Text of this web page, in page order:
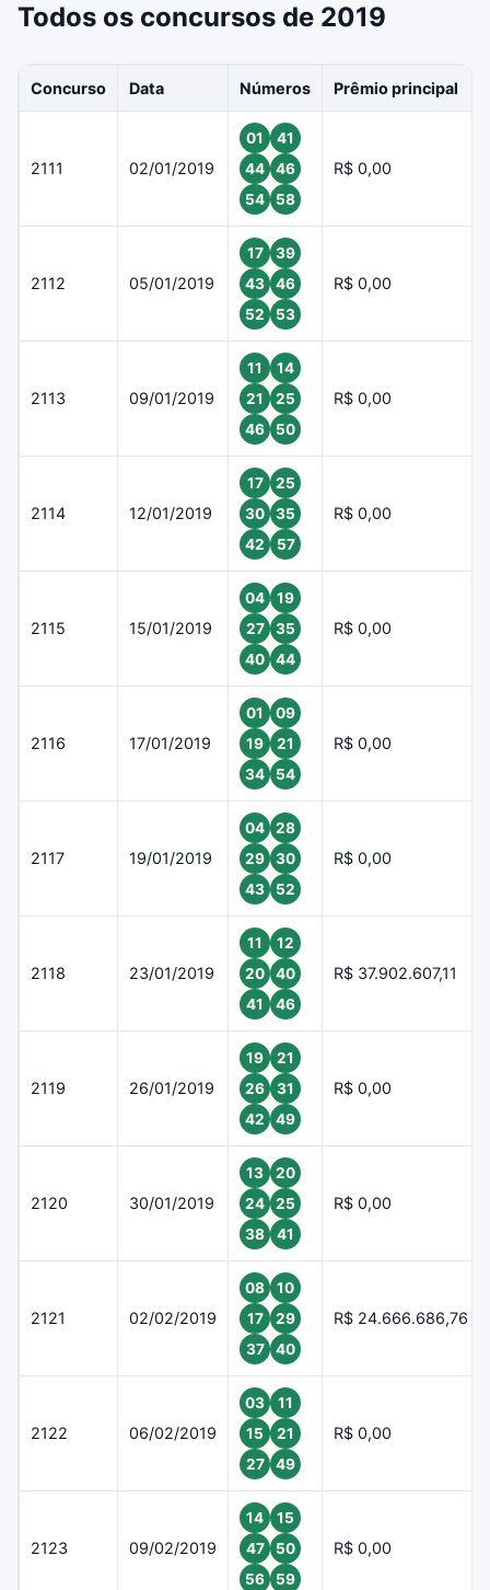
Todos os concursos de 2019
Concurso Data Números Prêmio principal
2111 02/01/2019
01
41
44
46
54
58
R$ 0,00
2112 05/01/2019
17
39
43
46
52
53
R$ 0,00
2113 09/01/2019
11
14
21
25
46
50
R$ 0,00
2114 12/01/2019
17
25
30
35
42
57
R$ 0,00
2115 15/01/2019
04
19
27
35
40
44
R$ 0,00
2116 17/01/2019
01
09
19
21
34
54
R$ 0,00
2117 19/01/2019
04
28
29
30
43
52
R$ 0,00
2118 23/01/2019
11
12
20
40
41
46
R$ 37.902.607,11
2119 26/01/2019
19
21
26
31
42
49
R$ 0,00
2120 30/01/2019
13
20
24
25
38
41
R$ 0,00
2121 02/02/2019
08
10
17
29
37
40
R$ 24.666.686,76
2122 06/02/2019
03
11
15
21
27
49
R$ 0,00
2123 09/02/2019
14
15
47
50
56
59
R$ 0,00